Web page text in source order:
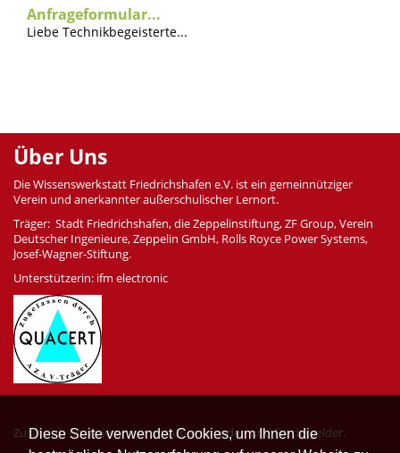
Diese Seite verwendet Cookies, um Ihnen die
Anfrageformular...
Liebe Technikbegeisterte...
Über Uns
Die Wissenswerkstatt Friedrichshafen e.V. ist ein gemeinnütziger
Verein und anerkannter außerschulischer Lernort.
Träger: Stadt Friedrichshafen, die Zeppelinstiftung, ZF Group, Verein
Deutscher Ingenieure, Zeppelin GmbH, Rolls Royce Power Systems,
Josef-Wagner-Stiftung.
Unterstützerin: ifm electronic
Zusätzlich finanzieren wir uns über Spenden und Fördergelder.